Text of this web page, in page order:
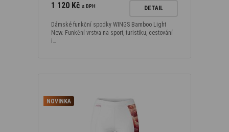
1 120 Kč s DPH DETAIL
Dámské funkční spodky WINGS Bamboo Light
New. Funkční vrstva na sport, turistiku, cestování
i…
NOVINKA